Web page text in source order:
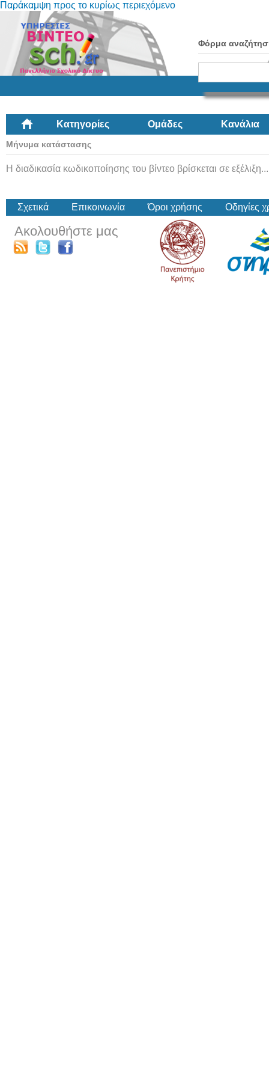
Παράκαμψη προς το κυρίως περιεχόμενο
Φόρμα
Κατηγορίες Ομάδες Κανάλια
Μήνυμα κατάστασης
Η διαδικασία κωδικοποίησης του βίντεο βρίσκεται σε εξέλιξη...
Σχετικά Επικοινωνία Όροι χρήσης Οδηγίες
Ακολουθήστε μας